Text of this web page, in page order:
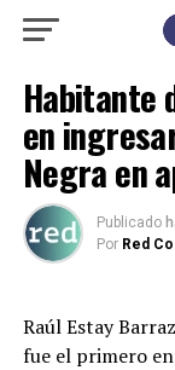
Habitante
en
Negra en
Publicado
Por Red
Raúl Estay
fue el primero